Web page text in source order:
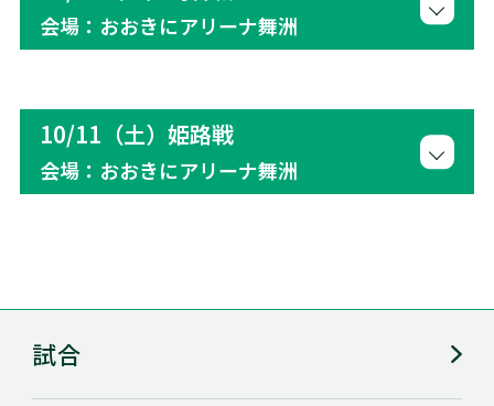
会場：おおきにアリーナ舞洲
10/11（土）姫路戦
会場：おおきにアリーナ舞洲
試合